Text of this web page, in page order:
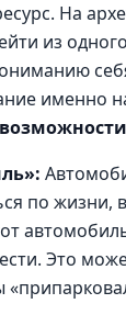
На
из
именно
по жизни,
Это